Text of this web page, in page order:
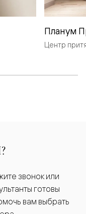
Планум
Центр
звонок или
готовы
вам выбрать